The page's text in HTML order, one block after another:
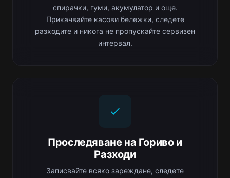
спирачки, гуми, акумулатор и още.
Прикачвайте касови бележки, следете
разходите и никога не пропускайте сервизен
интервал.
Проследяване на Гориво и
Разходи
Записвайте всяко зареждане, следете